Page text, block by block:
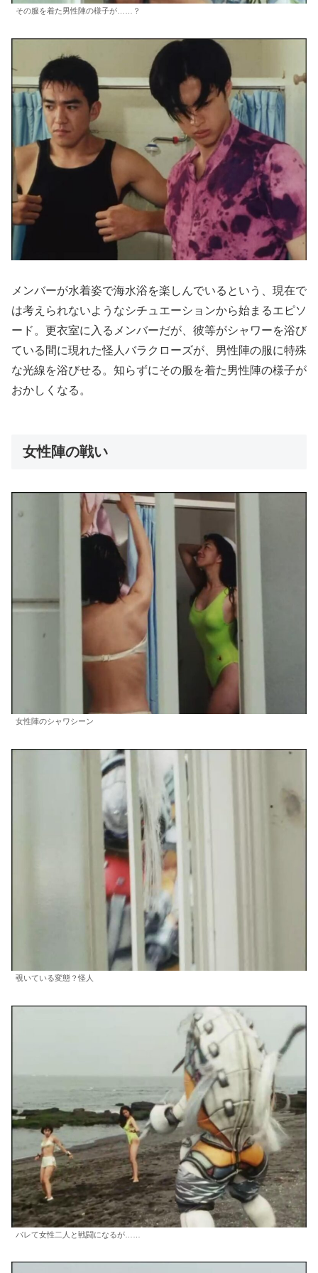
その服を着た男性陣の様子が……？
メンバーが水着姿で海水浴を楽しんでいるという、現在で
は考えられないようなシチュエーションから始まるエピソ
ード。更衣室に入るメンバーだが、彼等がシャワーを浴び
ている間に現れた怪人バラクローズが、男性陣の服に特殊
な光線を浴びせる。知らずにその服を着た男性陣の様子が
おかしくなる。
女性陣の戦い
女性陣のシャワシーン
覗いている変態？怪人
バレて女性二人と戦闘になるが……